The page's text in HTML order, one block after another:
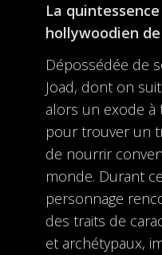
La
hollywoodien
Dépossédée de
Joad, dont on
alors un exode à
pour trouver un
de nourrir
monde. Durant
personnage
des traits de
et archétypaux,